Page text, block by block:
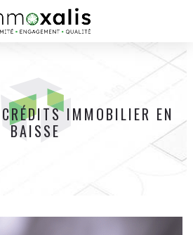
IMMOBILIER EN
BAISSE